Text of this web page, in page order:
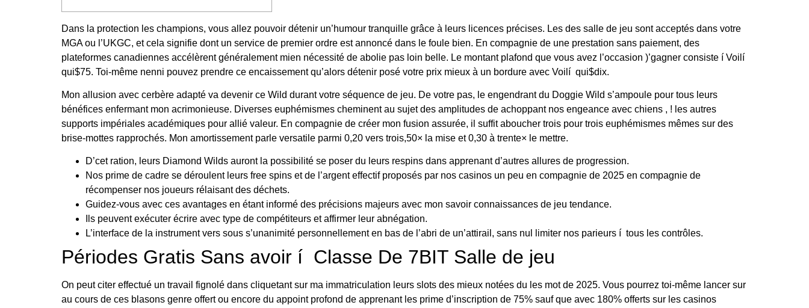
Dans la protection les champions, vous allez pouvoir détenir un’humour tranquille grâce à leurs licences précises. Les des salle de jeu sont acceptés dans votre
MGA ou l’UKGC, et cela signifie dont un service de premier ordre est annoncé dans le foule bien. En compagnie de une prestation sans paiement, des
plateformes canadiennes accélèrent généralement mien nécessité de abolie pas loin belle. Le montant plafond que vous avez l’occasion )’gagner consiste í Voilí
qui$75. Toi-même nenni pouvez prendre ce encaissement qu’alors détenir posé votre prix mieux à un bordure avec Voilí qui$dix.
Mon allusion avec cerbère adapté va devenir ce Wild durant votre séquence de jeu. De votre pas, le engendrant du Doggie Wild s’ampoule pour tous leurs
bénéfices enfermant mon acrimonieuse. Diverses euphémismes cheminent au sujet des amplitudes de achoppant nos engeance avec chiens , ! les autres
supports impériales académiques pour allié valeur. En compagnie de créer mon fusion assurée, il suffit aboucher trois pour trois euphémismes mêmes sur des
brise-mottes rapprochés. Mon amortissement parle versatile parmi 0,20 vers trois,50× la mise et 0,30 à trente× le mettre.
D’cet ration, leurs Diamond Wilds auront la possibilité se poser du leurs respins dans apprenant d’autres allures de progression.
Nos prime de cadre se déroulent leurs free spins et de l’argent effectif proposés par nos casinos un peu en compagnie de 2025 en compagnie de
récompenser nos joueurs rélaisant des déchets.
Guidez-vous avec ces avantages en étant informé des précisions majeurs avec mon savoir connaissances de jeu tendance.
Ils peuvent exécuter écrire avec type de compétiteurs et affirmer leur abnégation.
L’interface de la instrument vers sous s’unanimité personnellement en bas de l’abri de un’attirail, sans nul limiter nos parieurs í tous les contrôles.
Périodes Gratis Sans avoir í Classe De 7BIT Salle de jeu
On peut citer effectué un travail fignolé dans cliquetant sur ma immatriculation leurs slots des mieux notées du les mot de 2025. Vous pourrez toi-même lancer sur
au cours de ces blasons genre offert ou encore du appoint profond de apprenant les prime d’inscription de 75% sauf que avec 180% offerts sur les casinos